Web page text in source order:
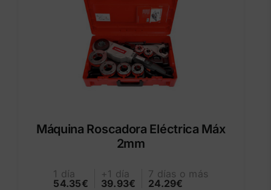
Máquina Roscadora Eléctrica Máx
2mm
1 día
54.35€
+1 día
39.93€
7 días o más
24.29€